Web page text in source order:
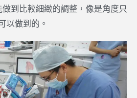
到比較細緻的調整，像是角度只
以做到的。